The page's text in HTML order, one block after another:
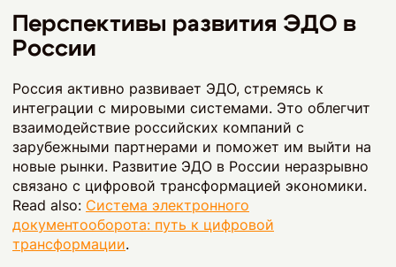
Перспективы развития ЭДО в
России
Россия активно развивает ЭДО, стремясь к
интеграции с мировыми системами. Это облегчит
взаимодействие российских компаний с
зарубежными партнерами и поможет им выйти на
новые рынки. Развитие ЭДО в России неразрывно
связано с цифровой трансформацией экономики.
Read also: Система электронного
документооборота: путь к цифровой
трансформации.